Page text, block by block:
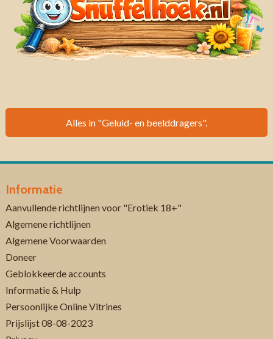
Alles in "Geluid- en beelddragers".
Informatie
Aanvullende richtlijnen voor "Erotiek 18+"
Algemene richtlijnen
Algemene Voorwaarden
Doneer
Geblokkeerde accounts
Informatie & Hulp
Persoonlijke Online Vitrines
Prijslijst 08-08-2023